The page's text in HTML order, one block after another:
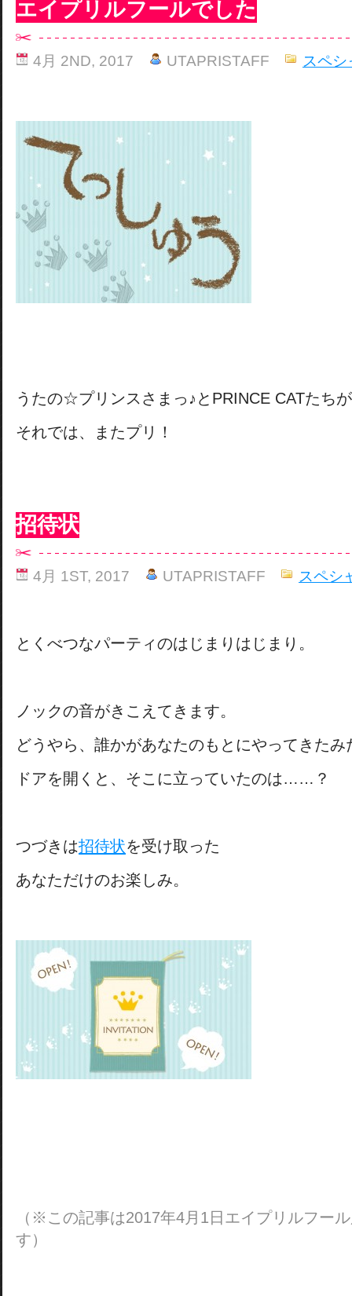
エイプリルフールでした
4月 2ND, 2017 UTAPRISTAFF スペシ
うたの☆プリンスさまっ♪とPRINCE CATたち
それでは、またプリ！
招待状
4月 1ST, 2017 UTAPRISTAFF スペシ
とくべつなパーティのはじまりはじまり。
ノックの音がきこえてきます。
どうやら、誰かがあなたのもとにやってきたみ
ドアを開くと、そこに立っていたのは……？
つづきは招待状を受け取った
あなただけのお楽しみ。
（※この記事は2017年4月1日エイプリルフー
す）